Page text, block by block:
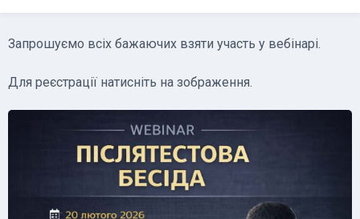
Запрошуємо всіх бажаючих взяти участь у вебінарі.
Для реєстрації натисніть на зображення.